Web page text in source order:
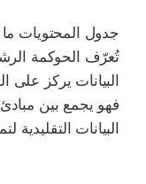
جدول المحتويات ما
تُعرّف الحوكمة
البيانات يركز على
فهو يجمع بين
البيانات